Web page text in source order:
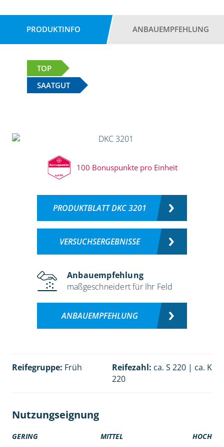
PRODUKTINFO ANBAUEMPFEHLUNG
TOP
SAATGUT
100 Bonuspunkte pro Einheit
PRODUKTBLATT DKC 3201
VERSUCHSERGEBNISSE
Anbauempfehlung
maßgeschneidert für Ihr Feld
ANBAUEMPFEHLUNG
Reifegruppe: Früh Reifezahl: ca. S 220 | ca. K
220
Nutzungseignung
GERING MITTEL HOCH